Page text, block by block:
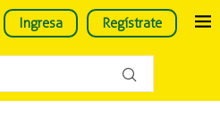
Ingresa Regístrate